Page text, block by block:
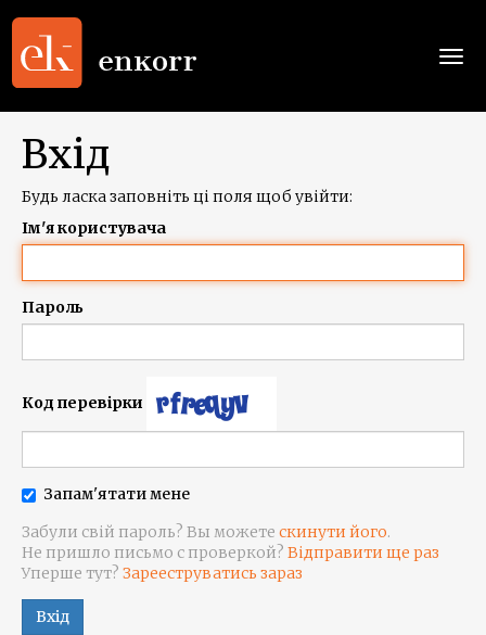
Вхід
Будь ласка заповніть ці поля щоб увійти:
Ім'я користувача
Пароль
Код перевірки
Запам'ятати мене
Забули свій пароль? Вы можете скинути його.
Не пришло письмо с проверкой? Відправити ще раз
Уперше тут? Зарееструватись зараз
Вхід